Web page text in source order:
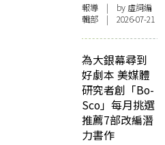
報導 | by 虛詞編
輯部 | 2026-07-21
為大銀幕尋到
好劇本 美媒體
研究者創「Bo-
Sco」每月挑選
推薦7部改編潛
力書作